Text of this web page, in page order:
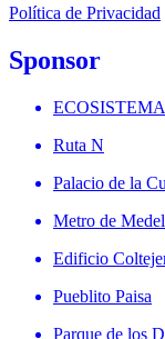
Política de Privacidad
Sponsor
Ruta N
Palacio de la
Metro de
Edificio
Pueblito Paisa
Parque de los